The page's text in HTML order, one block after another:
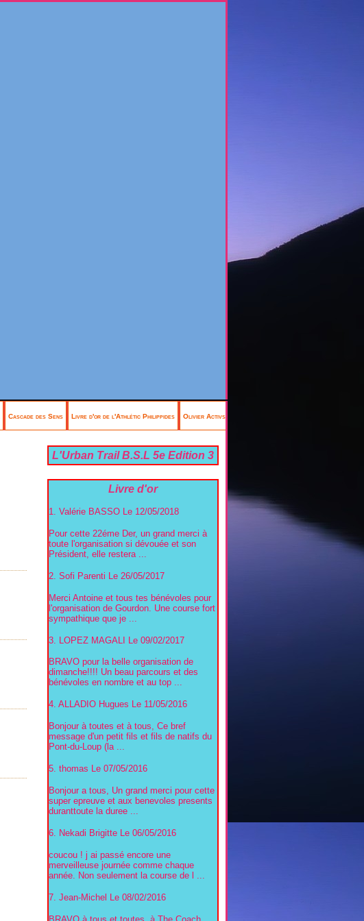
Cascade des Sens Livre d'or de l'Athlétic Philippides Olivier Activsports Antibes
L'Urban Trail B.S.L 5e Edition 3
Livre d'or
1. Valérie BASSO Le 12/05/2018
Pour cette 22éme Der, un grand merci à
toute l'organisation si dévouée et son
Président, elle restera ...
2. Sofi Parenti Le 26/05/2017
Merci Antoine et tous tes bénévoles pour
l'organisation de Gourdon. Une course fort
sympathique que je ...
3. LOPEZ MAGALI Le 09/02/2017
BRAVO pour la belle organisation de
dimanche!!!! Un beau parcours et des
bénévoles en nombre et au top ...
4. ALLADIO Hugues Le 11/05/2016
Bonjour à toutes et à tous, Ce bref
message d'un petit fils et fils de natifs du
Pont-du-Loup (la ...
5. thomas Le 07/05/2016
Bonjour a tous, Un grand merci pour cette
super epreuve et aux benevoles presents
duranttoute la duree ...
6. Nekadi Brigitte Le 06/05/2016
coucou ! j ai passé encore une
merveilleuse journée comme chaque
année. Non seulement la course de l ...
7. Jean-Michel Le 08/02/2016